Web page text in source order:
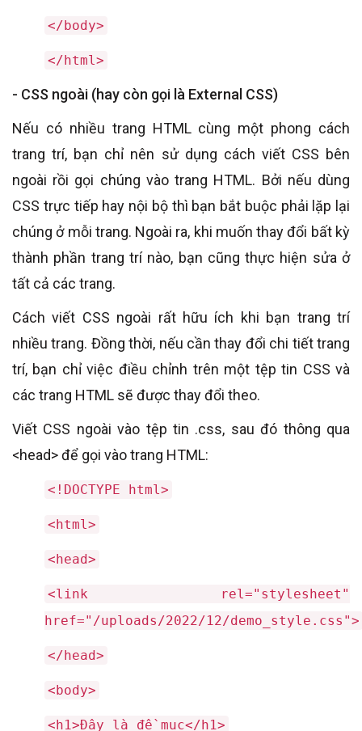
</body>
</html>
- CSS ngoài (hay còn gọi là External CSS)
Nếu có nhiều trang HTML cùng một phong cách
trang trí, bạn chỉ nên sử dụng cách viết CSS bên
ngoài rồi gọi chúng vào trang HTML. Bởi nếu dùng
CSS trực tiếp hay nội bộ thì bạn bắt buộc phải lặp lại
chúng ở mỗi trang. Ngoài ra, khi muốn thay đổi bất kỳ
thành phần trang trí nào, bạn cũng thực hiện sửa ở
tất cả các trang.
Cách viết CSS ngoài rất hữu ích khi bạn trang trí
nhiều trang. Đồng thời, nếu cần thay đổi chi tiết trang
trí, bạn chỉ việc điều chỉnh trên một tệp tin CSS và
các trang HTML sẽ được thay đổi theo.
Viết CSS ngoài vào tệp tin .css, sau đó thông qua
<head> để gọi vào trang HTML:
<!DOCTYPE html>
<html>
<head>
<link rel="stylesheet"
href="/uploads/2022/12/demo_style.css">
</head>
<body>
<h1>Đây là đề mục</h1>